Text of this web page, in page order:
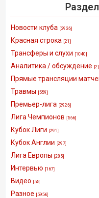
Новости клуба [3936]
Красная строка [21]
Трансферы и слухи [1040]
Аналитика / обсуждение [2]
Прямые трансляции
Травмы [559]
Премьер-лига [2926]
Лига Чемпионов [566]
Кубок Лиги [291]
Кубок Англии [297]
Лига Европы [285]
Интервью [167]
Видео [55]
Разное [5956]